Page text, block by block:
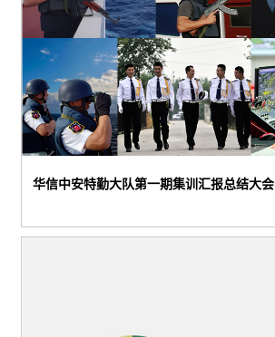
华信中安特勤大队第一期集训汇报总结大会